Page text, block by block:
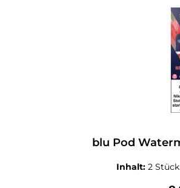
blu Pod
Inhalt: 2 Stück